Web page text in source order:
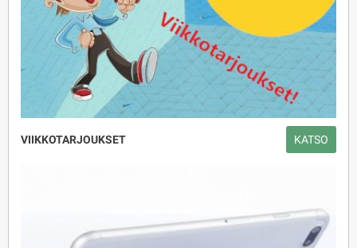
VIIKKOTARJOUKSET KATSO